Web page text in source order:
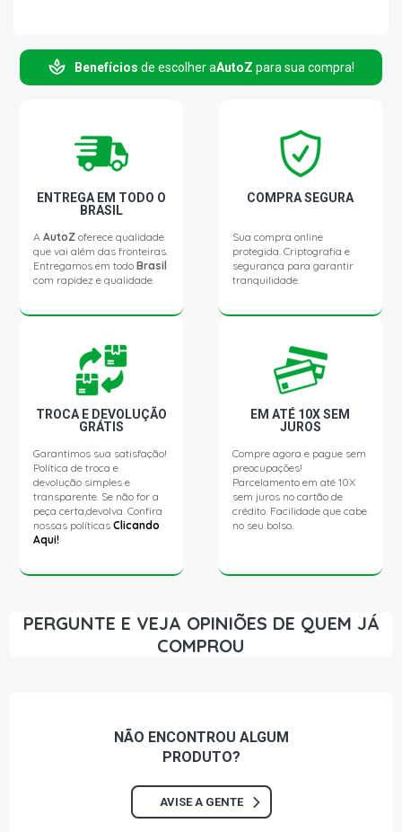
Benefícios de escolher aAutoZ para sua compra!
ENTREGA EM TODO O
BRASIL
AAutoZ oferece qualidade
que vai além das fronteiras.
Entregamos em todoBrasil
com rapidez e qualidade.
COMPRA SEGURA
Sua compra online
protegida. Criptografia e
segurança para garantir
tranquilidade.
TROCA E DEVOLUÇÃO
GRÁTIS
Garantimos sua satisfação!
Política de troca e
devolução simples e
transparente. Se não for a
peça certa,devolva. Confira
nossas políticasClicando
Aqui!
EM ATÉ 10X SEM
JUROS
Compre agora e pague sem
preocupações!
Parcelamento em até 10X
sem juros no cartão de
crédito. Facilidade que cabe
no seu bolso.
PERGUNTE E VEJA OPINIÕES DE QUEM JÁ
COMPROU
NÃO ENCONTROU ALGUM
PRODUTO?
AVISE A GENTE